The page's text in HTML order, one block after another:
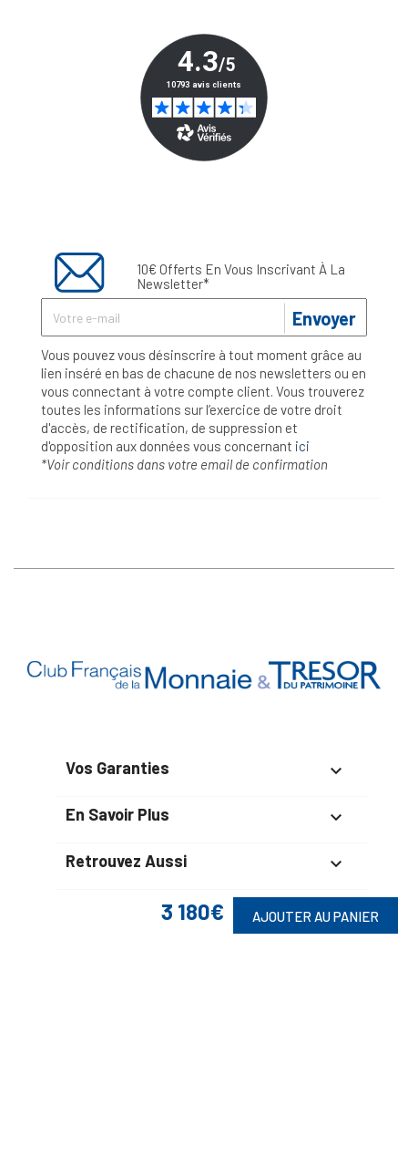
3 180€ AJOUTER AU PANIER
10€ Offerts En Vous Inscrivant À La
Newsletter*
Envoyer
Vous pouvez vous désinscrire à tout moment grâce au
lien inséré en bas de chacune de nos newsletters ou en
vous connectant à votre compte client. Vous trouverez
toutes les informations sur l’exercice de votre droit
d'accès, de rectification, de suppression et
d'opposition aux données vous concernant ici
*Voir conditions dans votre email de confirmation
Vos Garanties 
En Savoir Plus 
Retrouvez Aussi 